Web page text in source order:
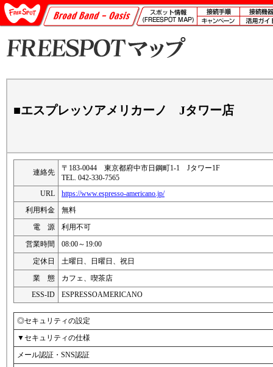
■エスプレッソアメリカーノ Jタワー店
連絡先
〒183-0044 東京都府中市日鋼町1-1 Jタワー1F
TEL. 042-330-7565
URL
https://www.espresso-americano.jp/
利用料金
無料
電 源
利用不可
営業時間
08:00～19:00
定休日
土曜日、日曜日、祝日
業 態
カフェ、喫茶店
ESS-ID
ESPRESSOAMERICANO
◎セキュリティの設定
▼セキュリティの仕様
メール認証・SNS認証